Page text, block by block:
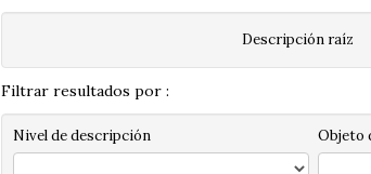
Descripción raíz
Filtrar resultados por :
Nivel de descripción Objeto